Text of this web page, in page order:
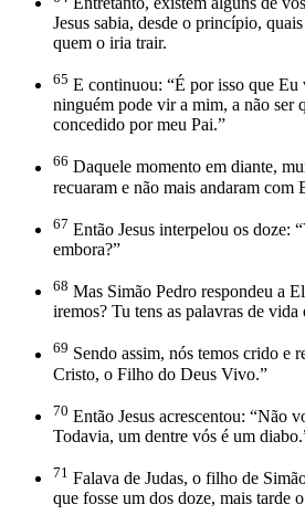
Jesus sabia, desde o princípio,
quem o iria trair.
65 E continuou: “É por isso que Eu
ninguém pode vir a mim, a não ser
concedido por meu Pai.”
66 Daquele momento em diante,
recuaram e não mais andaram com
67 Então Jesus interpelou os doze:
embora?”
68 Mas Simão Pedro respondeu a
iremos? Tu tens as palavras de vida
69 Sendo assim, nós temos crido e
Cristo, o Filho do Deus Vivo.”
70 Então Jesus acrescentou: “Não
Todavia, um dentre vós é um
71 Falava de Judas, o filho de
que fosse um dos doze, mais tarde